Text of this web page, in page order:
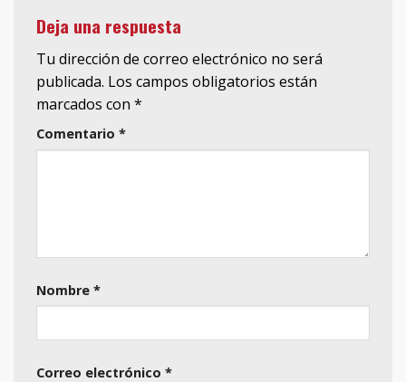
Deja una respuesta
Tu dirección de correo electrónico no será
publicada. Los campos obligatorios están
marcados con *
Comentario *
Nombre *
Correo electrónico *